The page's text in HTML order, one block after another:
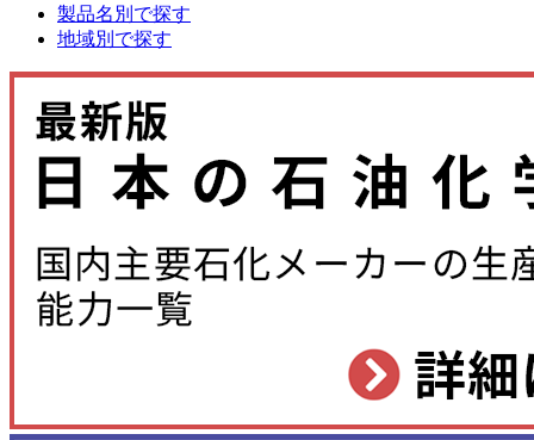
製品名別で探す
地域別で探す